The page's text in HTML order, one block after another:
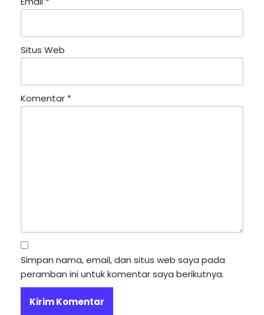
Situs Web
Komentar *
Simpan nama, email, dan situs web saya pada
peramban ini untuk komentar saya berikutnya.